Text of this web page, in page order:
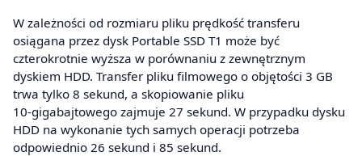
W zależności od rozmiaru pliku prędkość transferu
osiągana przez dysk Portable SSD T1 może być
czterokrotnie wyższa w porównaniu z zewnętrznym
dyskiem HDD. Transfer pliku filmowego o objętości 3 GB
trwa tylko 8 sekund, a skopiowanie pliku
10‑gigabajtowego zajmuje 27 sekund. W przypadku dysku
HDD na wykonanie tych samych operacji potrzeba
odpowiednio 26 sekund i 85 sekund.